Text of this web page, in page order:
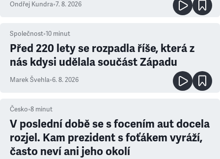
Ondřej Kundra•7. 8. 2026
Společnost•10 minut
Před 220 lety se rozpadla říše, která z
nás kdysi udělala součást Západu
Marek Švehla•6. 8. 2026
Česko•8 minut
V poslední době se s focením aut docela
rozjel. Kam prezident s foťákem vyráží,
často neví ani jeho okolí